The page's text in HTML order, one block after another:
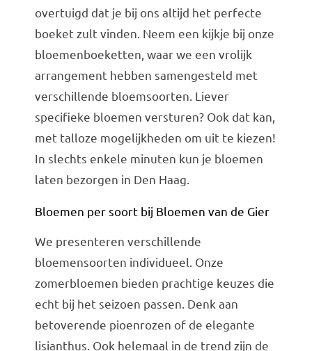
overtuigd dat je bij ons altijd het perfecte
boeket zult vinden. Neem een kijkje bij onze
bloemenboeketten, waar we een vrolijk
arrangement hebben samengesteld met
verschillende bloemsoorten. Liever
specifieke bloemen versturen? Ook dat kan,
met talloze mogelijkheden om uit te kiezen!
In slechts enkele minuten kun je bloemen
laten bezorgen in Den Haag.
Bloemen per soort bij Bloemen van de Gier
We presenteren verschillende
bloemensoorten individueel. Onze
zomerbloemen bieden prachtige keuzes die
echt bij het seizoen passen. Denk aan
betoverende pioenrozen of de elegante
lisianthus. Ook helemaal in de trend zijn de